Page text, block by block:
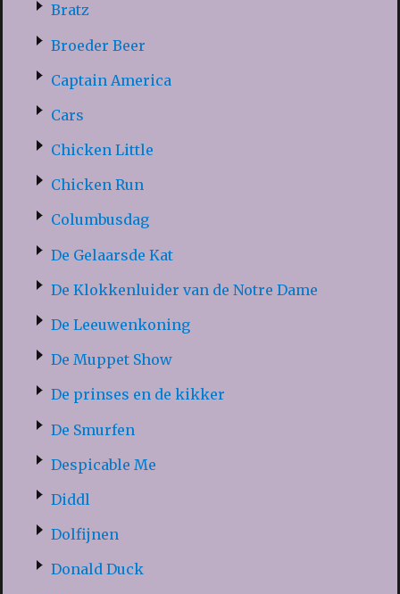
Bratz
Broeder Beer
Captain America
Cars
Chicken Little
Chicken Run
Columbusdag
De Gelaarsde Kat
De Klokkenluider van de Notre Dame
De Leeuwenkoning
De Muppet Show
De prinses en de kikker
De Smurfen
Despicable Me
Diddl
Dolfijnen
Donald Duck